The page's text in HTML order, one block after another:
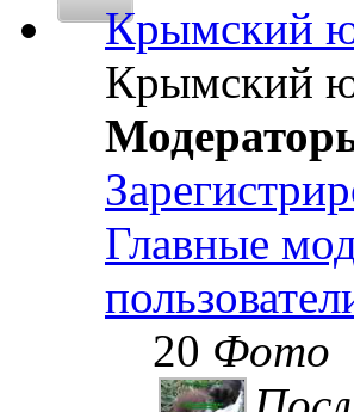
Крымский
Крымский
Главные
20 Фото